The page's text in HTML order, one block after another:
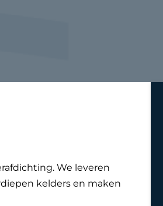
We leveren
kelders en maken